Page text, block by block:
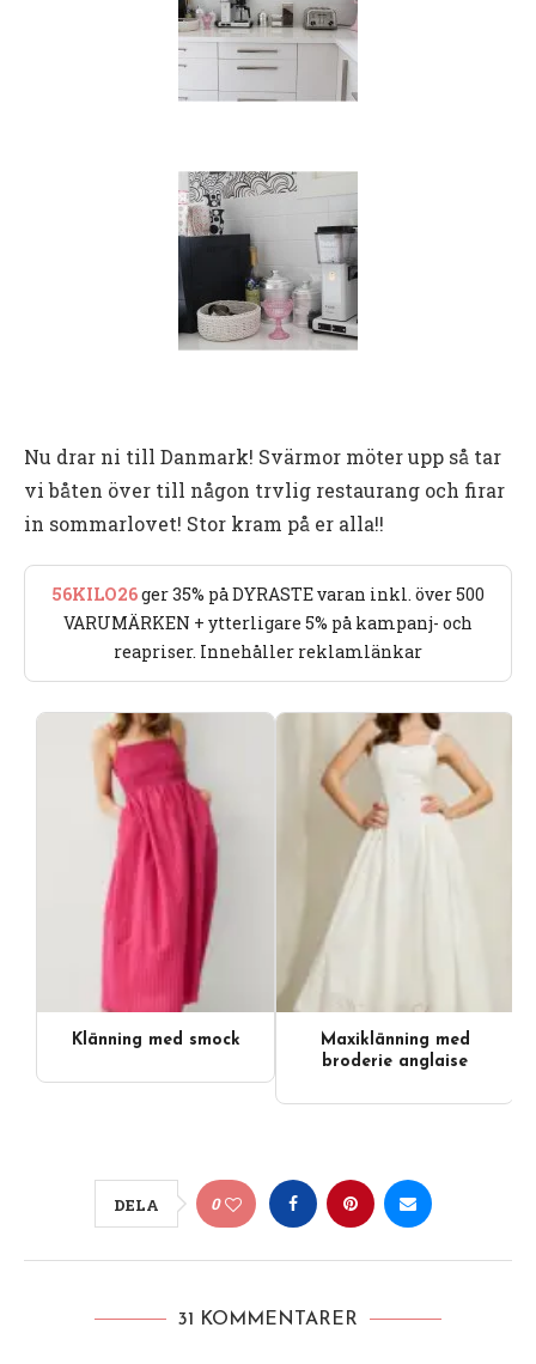
Nu drar ni till Danmark! Svärmor möter upp så tar
vi båten över till någon trvlig restaurang och firar
in sommarlovet! Stor kram på er alla!!
56KILO26ger 35% på DYRASTE varan inkl. över 500
VARUMÄRKEN + ytterligare 5% på kampanj- och
reapriser. Innehåller reklamlänkar
Klänning med smock
Maxiklänning med
broderie anglaise
DELA 0
31 KOMMENTARER